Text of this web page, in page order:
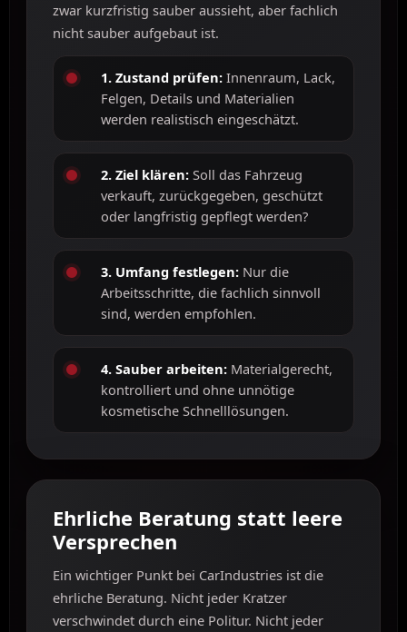
zwar kurzfristig sauber aussieht, aber fachlich
nicht sauber aufgebaut ist.
1. Zustand prüfen: Innenraum, Lack,
Felgen, Details und Materialien
werden realistisch eingeschätzt.
2. Ziel klären: Soll das Fahrzeug
verkauft, zurückgegeben, geschützt
oder langfristig gepflegt werden?
3. Umfang festlegen: Nur die
Arbeitsschritte, die fachlich sinnvoll
sind, werden empfohlen.
4. Sauber arbeiten: Materialgerecht,
kontrolliert und ohne unnötige
kosmetische Schnelllösungen.
Ehrliche Beratung statt leere
Versprechen
Ein wichtiger Punkt bei CarIndustries ist die
ehrliche Beratung. Nicht jeder Kratzer
verschwindet durch eine Politur. Nicht jeder